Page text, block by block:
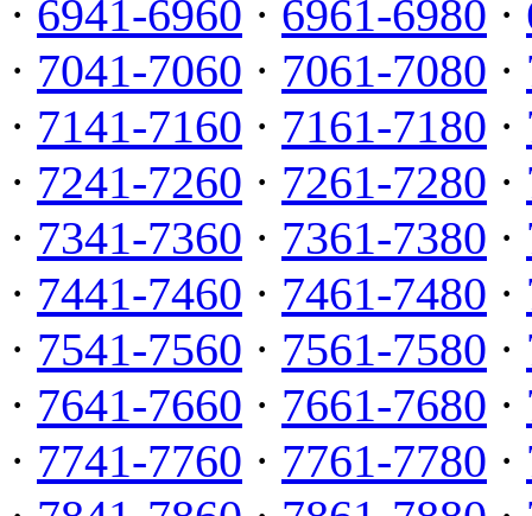
· 6941-6960 · 6961-6980 ·
· 7041-7060 · 7061-7080 ·
· 7141-7160 · 7161-7180 ·
· 7241-7260 · 7261-7280 ·
· 7341-7360 · 7361-7380 ·
· 7441-7460 · 7461-7480 ·
· 7541-7560 · 7561-7580 ·
· 7641-7660 · 7661-7680 ·
· 7741-7760 · 7761-7780 ·